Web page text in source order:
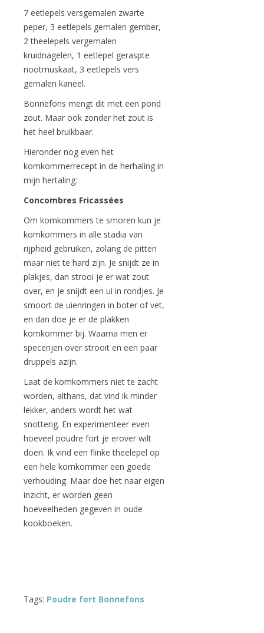
7 eetlepels versgemalen zwarte
peper, 3 eetlepels gemalen gember,
2 theelepels vergemalen
kruidnagelen, 1 eetlepel geraspte
nootmuskaat, 3 eetlepels vers
gemalen kaneel.
Bonnefons mengt dit met een pond
zout. Maar ook zonder het zout is
het heel bruikbaar.
Hieronder nog even het
komkommerrecept in de herhaling in
mijn hertaling:
Concombres Fricassées
Om komkommers te smoren kun je
komkommers in alle stadia van
rijpheid gebruiken, zolang de pitten
maar niet te hard zijn. Je snijdt ze in
plakjes, dan strooi je er wat zout
over, en je snijdt een ui in rondjes. Je
smoort de uienringen in boter of vet,
en dan doe je er de plakken
komkommer bij. Waarna men er
specerijen over strooit en een paar
druppels azijn.
Laat de komkommers niet te zacht
worden, althans, dat vind ik minder
lekker, anders wordt het wat
snotterig. En experimenteer even
hoeveel poudre fort je erover wilt
doen. Ik vind een flinke theelepel op
een hele komkommer een goede
verhouding. Maar doe het naar eigen
inzicht, er worden geen
hoeveelheden gegeven in oude
kookboeken.
Tags: Poudre fort Bonnefons